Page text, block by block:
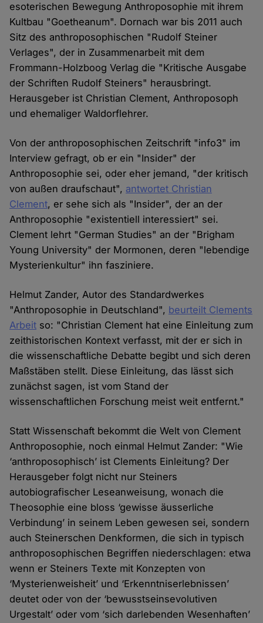
esoterischen Bewegung Anthroposophie mit ihrem
Kultbau "Goetheanum". Dornach war bis 2011 auch
Sitz des anthroposophischen "Rudolf Steiner
Verlages", der in Zusammenarbeit mit dem
Frommann-Holzboog Verlag die "Kritische Ausgabe
der Schriften Rudolf Steiners" herausbringt.
Herausgeber ist Christian Clement, Anthroposoph
und ehemaliger Waldorflehrer.
Von der anthroposophischen Zeitschrift "info3" im
Interview gefragt, ob er ein "Insider" der
Anthroposophie sei, oder eher jemand, "der kritisch
von außen draufschaut", antwortet Christian
Clement, er sehe sich als "Insider", der an der
Anthroposophie "existentiell interessiert" sei.
Clement lehrt "German Studies" an der "Brigham
Young University" der Mormonen, deren "lebendige
Mysterienkultur" ihn fasziniere.
Helmut Zander, Autor des Standardwerkes
"Anthroposophie in Deutschland", beurteilt Clements
Arbeit so: "Christian Clement hat eine Einleitung zum
zeithistorischen Kontext verfasst, mit der er sich in
die wissenschaftliche Debatte begibt und sich deren
Maßstäben stellt. Diese Einleitung, das lässt sich
zunächst sagen, ist vom Stand der
wissenschaftlichen Forschung meist weit entfernt."
Statt Wissenschaft bekommt die Welt von Clement
Anthroposophie, noch einmal Helmut Zander: "Wie
‘anthroposophisch’ ist Clements Einleitung? Der
Herausgeber folgt nicht nur Steiners
autobiografischer Leseanweisung, wonach die
Theosophie eine bloss ‘gewisse äusserliche
Verbindung’ in seinem Leben gewesen sei, sondern
auch Steinerschen Denkformen, die sich in typisch
anthroposophischen Begriffen niederschlagen: etwa
wenn er Steiners Texte mit Konzepten von
‘Mysterienweisheit’ und ‘Erkenntniserlebnissen’
deutet oder von der ‘bewusstseinsevolutiven
Urgestalt’ oder vom ‘sich darlebenden Wesenhaften’